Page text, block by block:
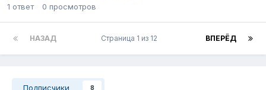
1 ответ 0 просмотров
НАЗАД ВПЕРЁД
Страница 1 из 12
Подписчики 8